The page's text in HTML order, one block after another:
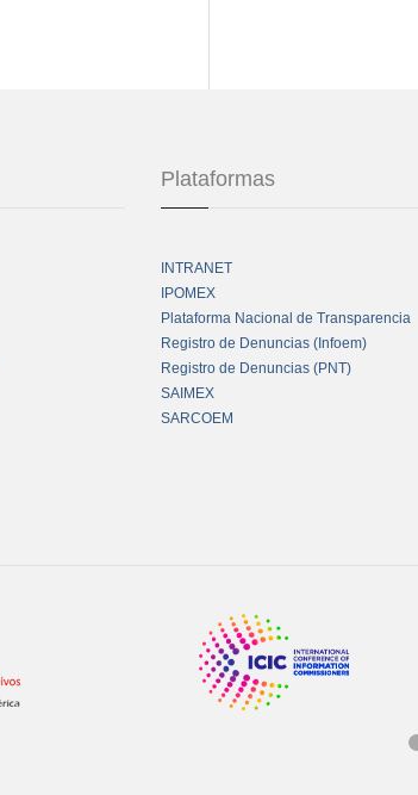
Plataformas
INTRANET
IPOMEX
Plataforma Nacional de Transparencia
Registro de Denuncias (Infoem)
Registro de Denuncias (PNT)
SAIMEX
SARCOEM